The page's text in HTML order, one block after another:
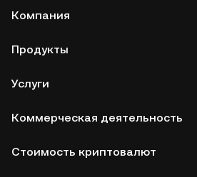
Компания
Продукты
Услуги
Коммерческая деятельность
Стоимость криптовалют